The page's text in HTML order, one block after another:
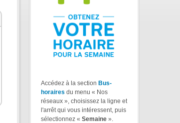
Accédez à la section Bus-
horaires du menu « Nos
réseaux », choisissez la ligne et
l'arrêt qui vous intéressent, puis
sélectionnez « Semaine ».